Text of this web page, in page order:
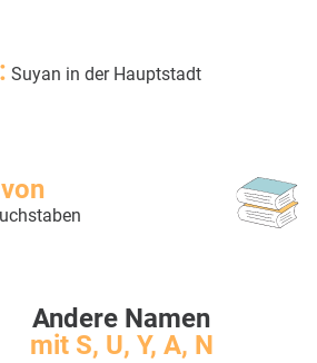
Suyan in der Hauptstadt
Andere Namen
mit S, U, Y, A, N